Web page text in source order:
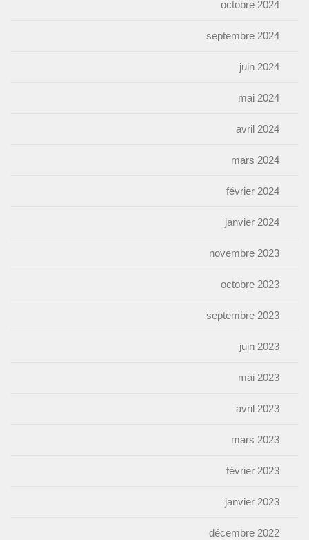
octobre 2024
septembre 2024
juin 2024
mai 2024
avril 2024
mars 2024
février 2024
janvier 2024
novembre 2023
octobre 2023
septembre 2023
juin 2023
mai 2023
avril 2023
mars 2023
février 2023
janvier 2023
décembre 2022